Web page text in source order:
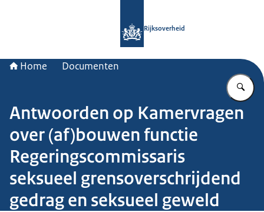
Rijksoverheid
Home Documenten
Antwoorden op Kamervragen
over (af)bouwen functie
Regeringscommissaris
seksueel grensoverschrijdend
gedrag en seksueel geweld